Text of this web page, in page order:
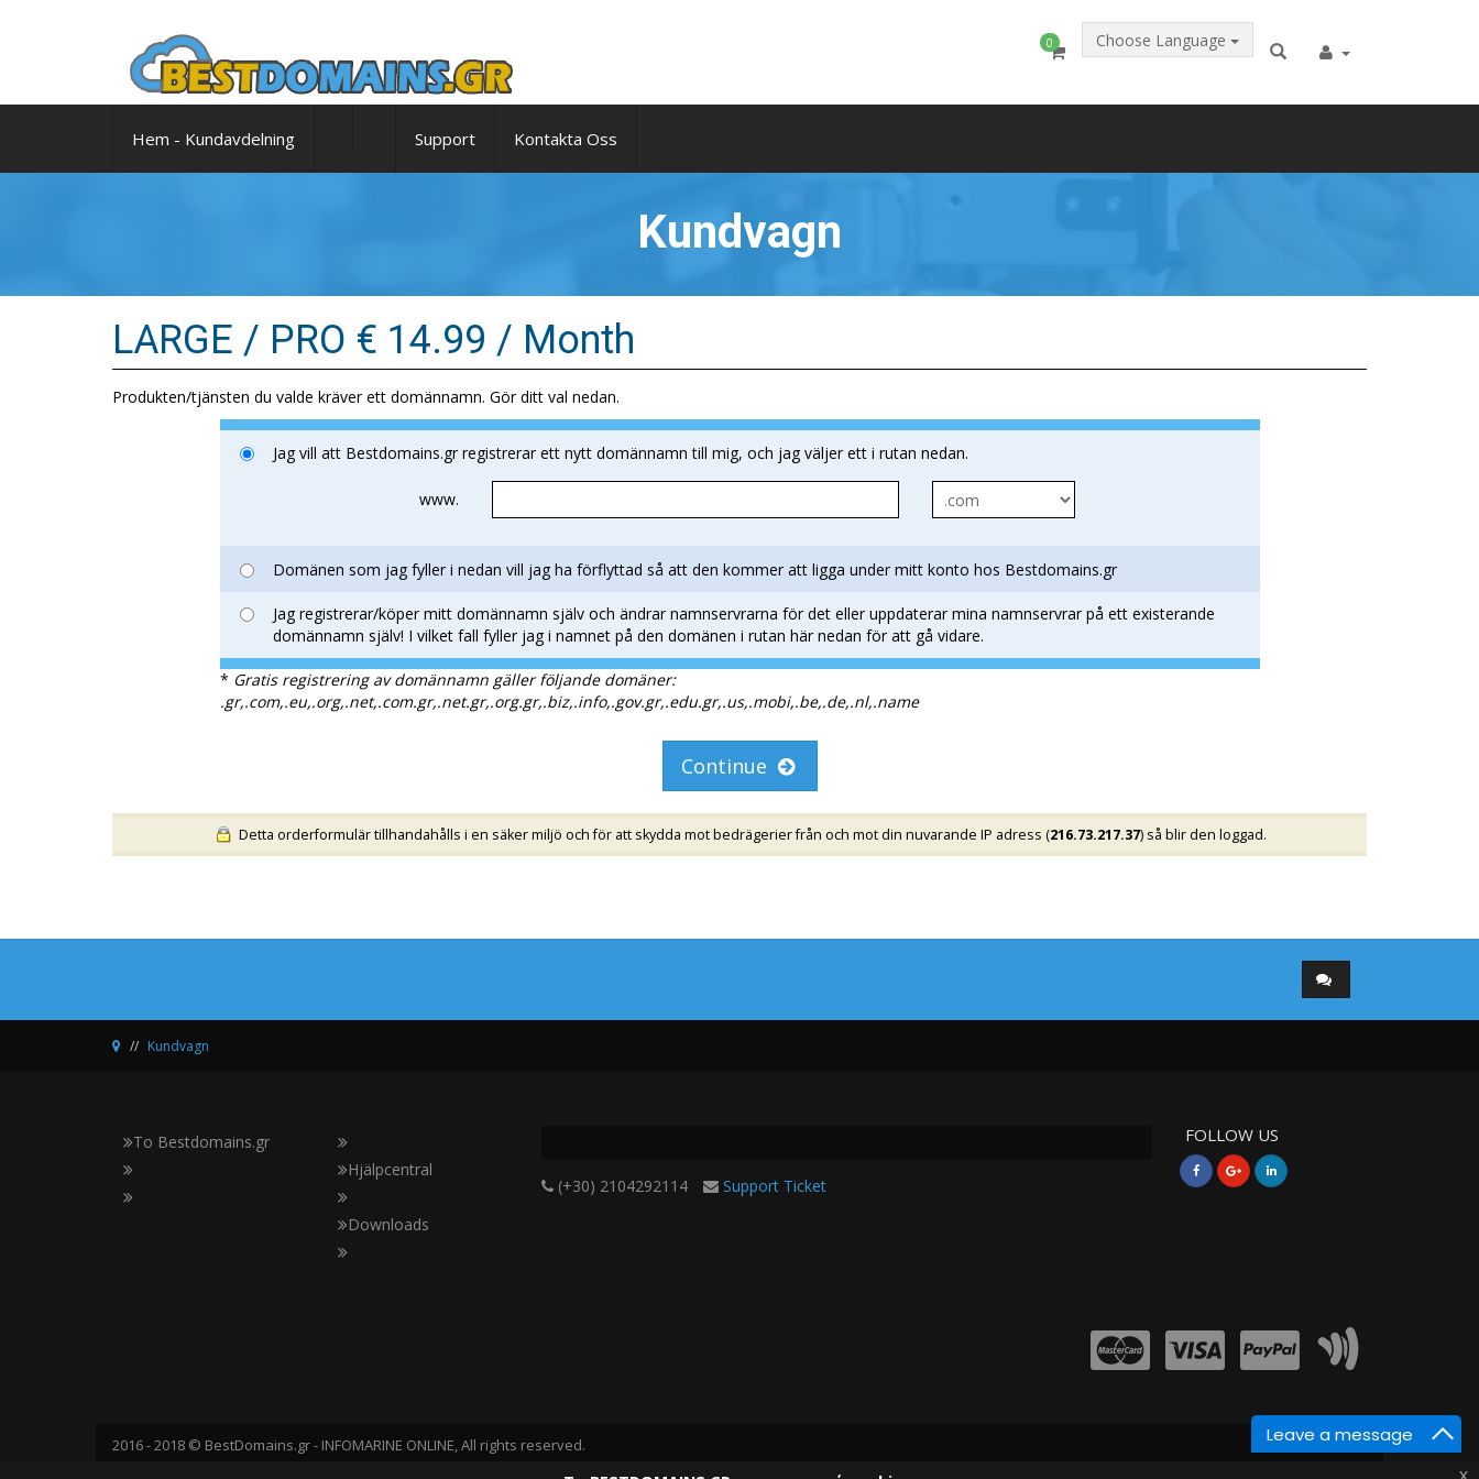
Leave a message
0 Choose Language
Hem - Kundavdelning Support Kontakta Oss
Kundvagn
LARGE / PRO € 14.99 / Month
Produkten/tjänsten du valde kräver ett domännamn. Gör ditt val nedan.
Jag vill att Bestdomains.gr registrerar ett nytt domännamn till mig, och jag väljer ett i rutan nedan.
www.
Domänen som jag fyller i nedan vill jag ha förflyttad så att den kommer att ligga under mitt konto hos Bestdomains.gr
Jag registrerar/köper mitt domännamn själv och ändrar namnservrarna för det eller uppdaterar mina namnservrar på ett existerande
domännamn själv! I vilket fall fyller jag i namnet på den domänen i rutan här nedan för att gå vidare.
* Gratis registrering av domännamn gäller följande domäner:
.gr,.com,.eu,.org,.net,.com.gr,.net.gr,.org.gr,.biz,.info,.gov.gr,.edu.gr,.us,.mobi,.be,.de,.nl,.name
Continue
Detta orderformulär tillhandahålls i en säker miljö och för att skydda mot bedrägerier från och mot din nuvarande IP adress (216.73.217.37) så blir den loggad.
Kundvagn
Το Bestdomains.gr
Hjälpcentral
Downloads
(+30) 2104292114 Support Ticket
FOLLOW US
2016 - 2018 © BestDomains.gr - INFOMARINE ONLINE, All rights reserved.
x